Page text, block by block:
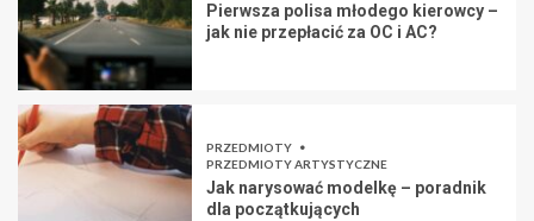
Pierwsza polisa młodego kierowcy –
jak nie przepłacić za OC i AC?
PRZEDMIOTY
PRZEDMIOTY ARTYSTYCZNE
Jak narysować modelkę – poradnik
dla początkujących